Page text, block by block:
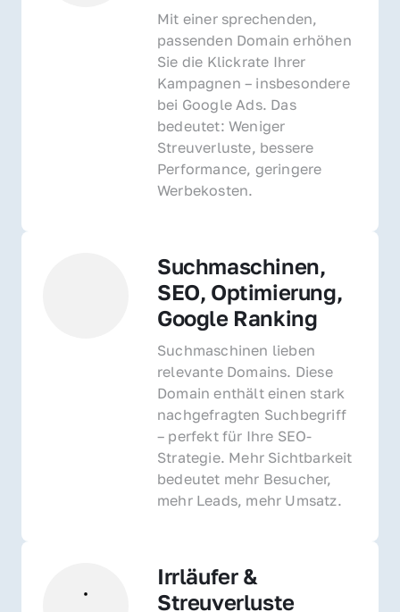
Mit einer sprechenden,
passenden Domain erhöhen
Sie die Klickrate Ihrer
Kampagnen – insbesondere
bei Google Ads. Das
bedeutet: Weniger
Streuverluste, bessere
Performance, geringere
Werbekosten.
Suchmaschinen,
SEO, Optimierung,
Google Ranking
Suchmaschinen lieben
relevante Domains. Diese
Domain enthält einen stark
nachgefragten Suchbegriff
– perfekt für Ihre SEO-
Strategie. Mehr Sichtbarkeit
bedeutet mehr Besucher,
mehr Leads, mehr Umsatz.
Irrläufer &
Streuverluste